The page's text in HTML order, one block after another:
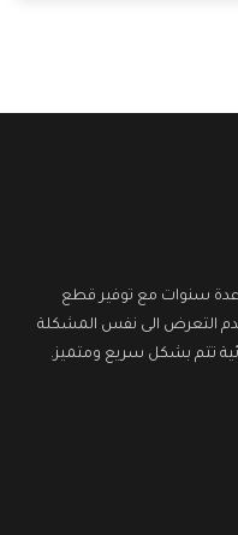
عدة سنوات مع توفير قطع
التعرض الى نفس المشكلة
تتم بشكل سريع ومتميز.